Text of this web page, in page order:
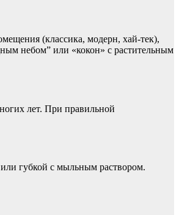
(классика, модерн, хай-тек),
небом” или «кокон» с растительным
лет. При правильной
или губкой с мыльным раствором.